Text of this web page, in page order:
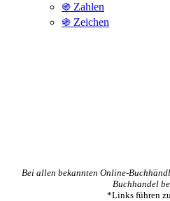
֍ Zahlen
֍ Zeichen
Bei allen bekannten Online-
Buchhandel
*Links führen